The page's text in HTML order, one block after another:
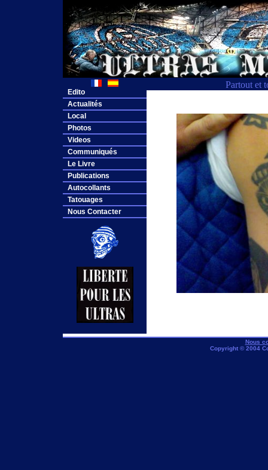
Partout et
Edito
Actualités
Local
Photos
Videos
Communiqués
Le Livre
Publications
Autocollants
Tatouages
Nous Contacter
Nous
Copyright © 2004